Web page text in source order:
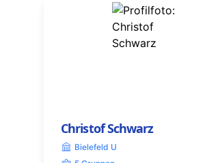
Christof Schwarz
Bielefeld U